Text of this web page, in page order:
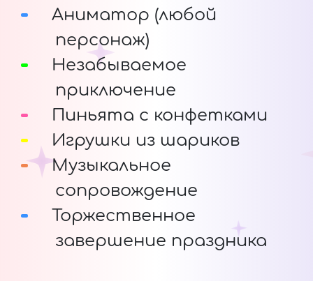
Аниматор (любой
персонаж)
Незабываемое
приключение
Пиньята с конфетками
Игрушки из шариков
Музыкальное
сопровождение
Торжественное
завершение праздника